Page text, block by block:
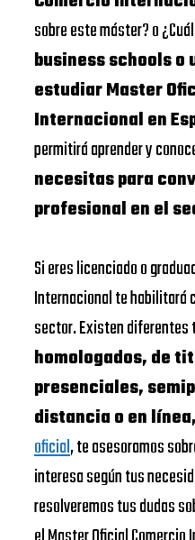
sobre este máster? o
business schools o
estudiar Master
Internacional en
permitirá aprender y
necesitas para
profesional en el
Si eres licenciado o
Internacional te habilitará
sector. Existen diferentes
homologados, de
presenciales,
distancia o en línea,
oficial, te asesoramos
interesa según tus
resolveremos tus dudas